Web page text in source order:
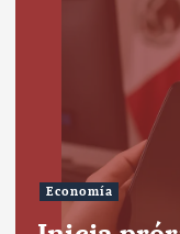
Economía